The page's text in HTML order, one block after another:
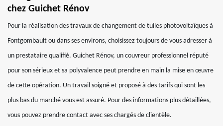
chez Guichet Rénov
Pour la réalisation des travaux de changement de tuiles photovoltaïques à
Fontgombault ou dans ses environs, choisissez toujours de vous adresser à
un prestataire qualifié. Guichet Rénov, un couvreur professionnel réputé
pour son sérieux et sa polyvalence peut prendre en main la mise en œuvre
de cette opération. Un travail soigné et proposé à des tarifs qui sont les
plus bas du marché vous est assuré. Pour des informations plus détaillées,
vous pouvez prendre contact avec ses chargés de clientèle.